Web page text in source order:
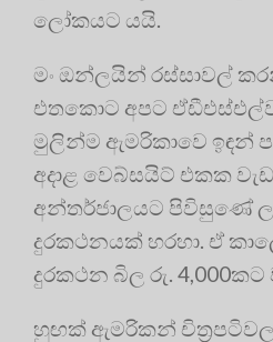
ලෝකයට යයි.
මං ඔන්ලයින් රස්සාවල්
එතකොට අපට
මුලින්ම ඇමරිකාවෙ ඉඳන්
අදාළ වෙබ්සයිට් එකක
අන්තර්ජාලයට පිවිසුණේ
දුරකථනයක් හරහා. ඒ
දුරකථන බිල රු. 4,000කට
හුඟක් ඇමරිකන්